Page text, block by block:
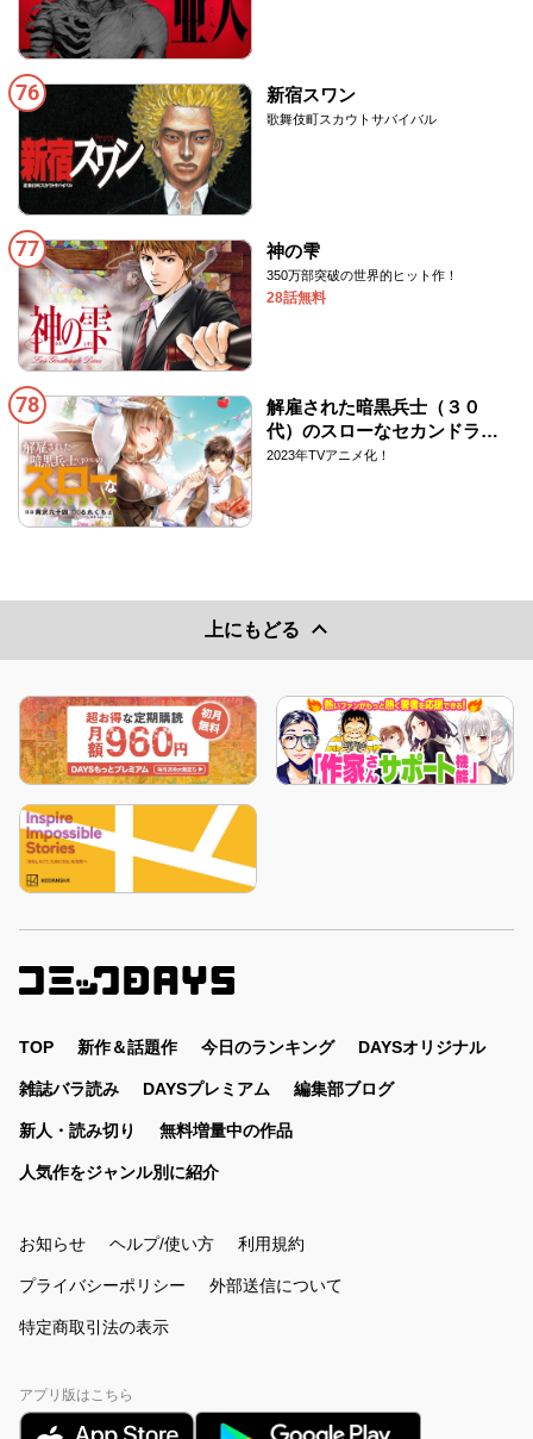
76 新宿スワン
歌舞伎町スカウトサバイバル
77 神の雫
350万部突破の世界的ヒット作！
28話無料
78
解雇された暗黒兵士（３０
代）のスローなセカンドライ
フ
2023年TVアニメ化！
上にもどる
TOP 新作＆話題作 今日のランキング DAYSオリジナル
雑誌バラ読み DAYSプレミアム 編集部ブログ
新人・読み切り 無料増量中の作品
人気作をジャンル別に紹介
お知らせ ヘルプ/使い方 利用規約
プライバシーポリシー 外部送信について
特定商取引法の表示
アプリ版はこちら